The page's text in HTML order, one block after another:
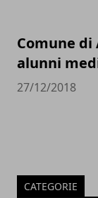
Comune
alunni
27/12/2018
CATEGORIE